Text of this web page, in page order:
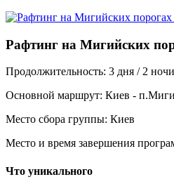
Рафтинг на Мигийских
Продолжительность: 3 дня / 2 ночи
Основной маршрут: Киев -
Место сбора группы: Киев
Место и время завершения
Что уникального